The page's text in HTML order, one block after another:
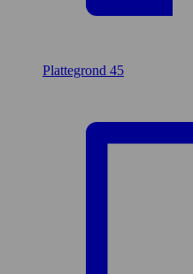
Plattegrond 45